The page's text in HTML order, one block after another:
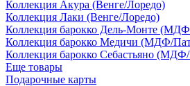
Коллекция Акура (Венге/Лоредо)
Коллекция Лаки (Венге/Лоредо)
Коллекция барокко Дель-Монте
Коллекция барокко Медичи (МДФ/
Коллекция барокко Себастьяно
Еще товары
Подарочные карты